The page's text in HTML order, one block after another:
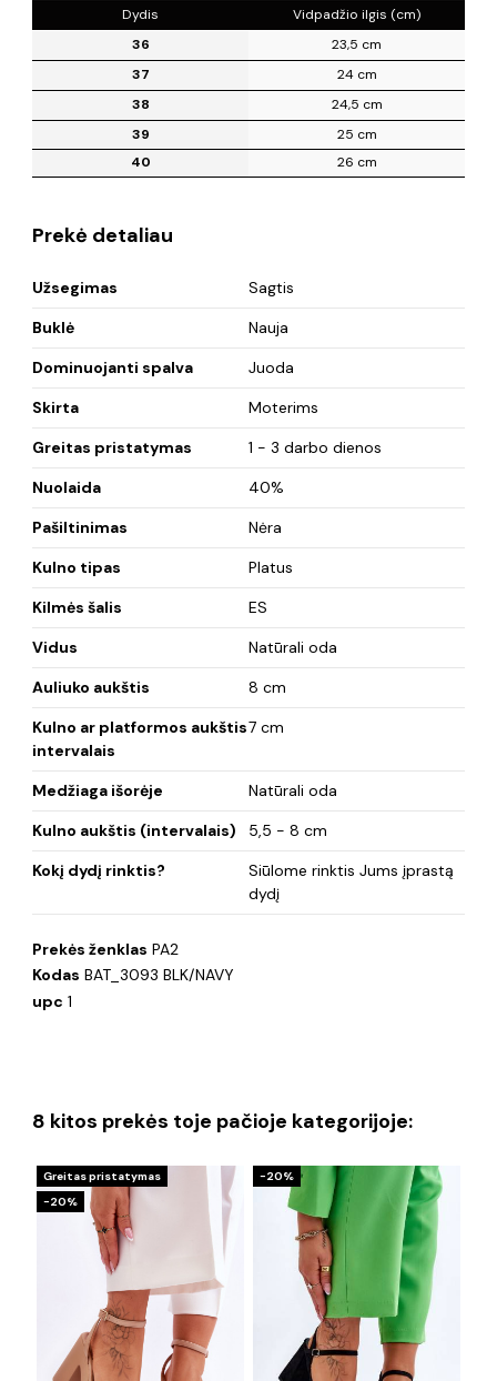
Dydis
Vidpadžio ilgis (cm)
36
23,5 cm
37
24 cm
38
24,5 cm
39
25 cm
40
26 cm
Prekė detaliau
Užsegimas
Sagtis
Buklė
Nauja
Dominuojanti spalva
Juoda
Skirta
Moterims
Greitas pristatymas
1 - 3 darbo dienos
Nuolaida
40%
Pašiltinimas
Nėra
Kulno tipas
Platus
Kilmės šalis
ES
Vidus
Natūrali oda
Auliuko aukštis
8 cm
Kulno ar platformos aukštis
intervalais
7 cm
Medžiaga išorėje
Natūrali oda
Kulno aukštis (intervalais)
5,5 - 8 cm
Kokį dydį rinktis?
Siūlome rinktis Jums įprastą
dydį
Prekės ženklas PA2
Kodas BAT_3093 BLK/NAVY
upc 1
8 kitos prekės toje pačioje kategorijoje:
Greitas pristatymas
−20%
−20%